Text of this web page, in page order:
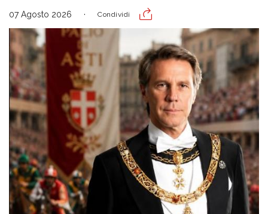
07 Agosto 2026 Condividi